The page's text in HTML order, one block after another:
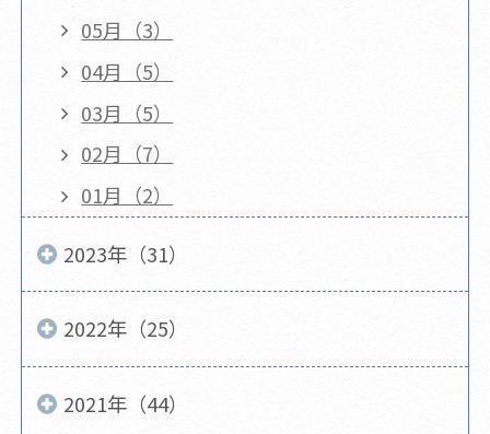
05月（3）
04月（5）
03月（5）
02月（7）
01月（2）
2023年（31）
2022年（25）
2021年（44）